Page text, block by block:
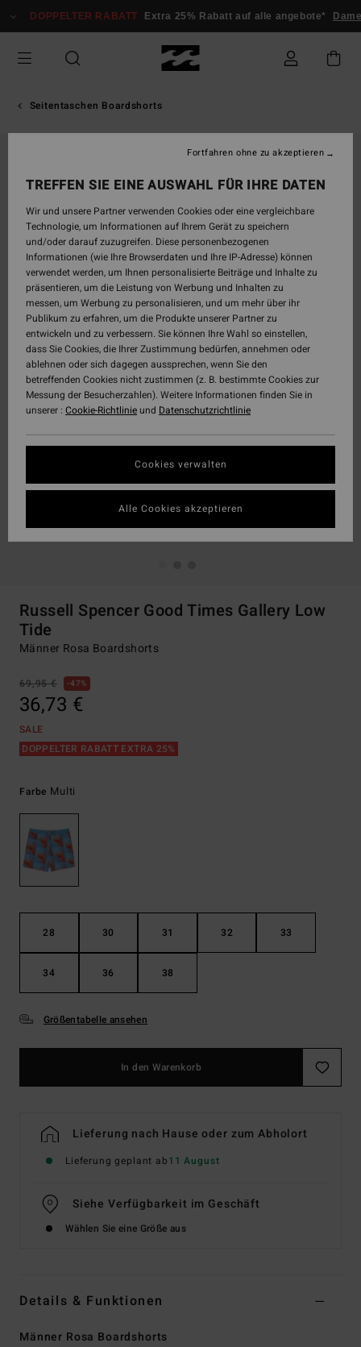
zur
springen
DOPPELTER RABATT Extra 25% Rabatt auf alle angebote* Damen
Seitentaschen Boardshorts
Russell Spencer Good Times Gallery Low
Tide
Männer Rosa Boardshorts
69,95 € 47%
36,73 €
SALE
DOPPELTER RABATT EXTRA 25%
Farbe Multi
28 30 31 32 33
34 36 38
Größentabelle ansehen
In den Warenkorb
Lieferung nach Hause oder zum Abholort
Lieferung geplant ab11 August
Siehe Verfügbarkeit im Geschäft
Wählen Sie eine Größe aus
Details & Funktionen
Männer Rosa Boardshorts
TREFFEN SIE EINE AUSWAHL FÜR IHRE DATEN
Wir und unsere Partner verwenden Cookies oder eine vergleichbare
Technologie, um Informationen auf Ihrem Gerät zu speichern
und/oder darauf zuzugreifen. Diese personenbezogenen
Informationen (wie Ihre Browserdaten und Ihre IP-Adresse) können
verwendet werden, um Ihnen personalisierte Beiträge und Inhalte zu
präsentieren, um die Leistung von Werbung und Inhalten zu
messen, um Werbung zu personalisieren, und um mehr über ihr
Publikum zu erfahren, um die Produkte unserer Partner zu
entwickeln und zu verbessern. Sie können Ihre Wahl so einstellen,
dass Sie Cookies, die Ihrer Zustimmung bedürfen, annehmen oder
ablehnen oder sich dagegen aussprechen, wenn Sie den
betreffenden Cookies nicht zustimmen (z. B. bestimmte Cookies zur
Messung der Besucherzahlen). Weitere Informationen finden Sie in
unserer : Cookie-Richtlinieund Datenschutzrichtlinie
Cookies verwalten
Fortfahren ohne zu akzeptieren
Alle Cookies akzeptieren